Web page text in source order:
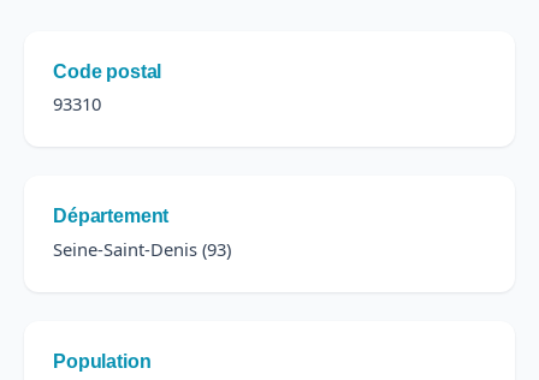
Code postal
93310
Département
Seine-Saint-Denis (93)
Population